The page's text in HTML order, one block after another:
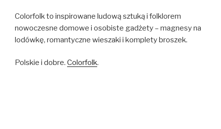
Colorfolk to inspirowane ludową sztuką i folklorem
nowoczesne domowe i osobiste gadżety – magnesy na
lodówkę, romantyczne wieszaki i komplety broszek.
Polskie i dobre. Colorfolk.